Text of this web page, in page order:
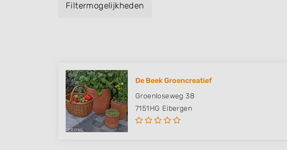
Filtermogelijkheden
De Beek Groencreatief
Groenloseweg 38
7151HG Eibergen